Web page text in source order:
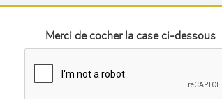
Merci de cocher la case ci-dessous